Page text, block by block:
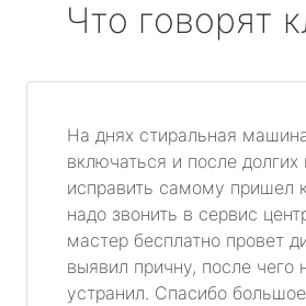
Что говорят
На днях стиральная
включаться и после долгих
исправить самому пришел
надо звонить в сервис
мастер бесплатно провет
выявил причну, после чего
устранил. Спасибо